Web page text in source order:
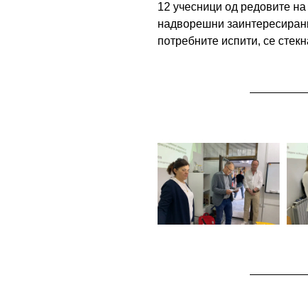
12 учесници од редовите
надворешни
потребните испити, се